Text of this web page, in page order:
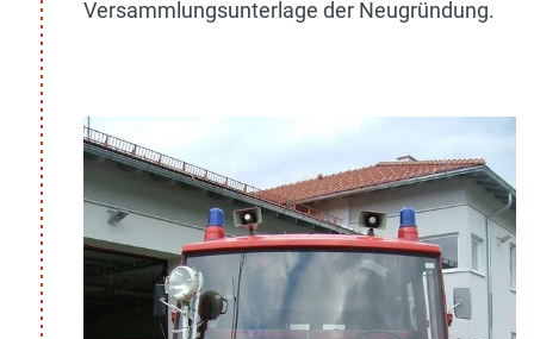
Versammlungsunterlage der Neugründung.